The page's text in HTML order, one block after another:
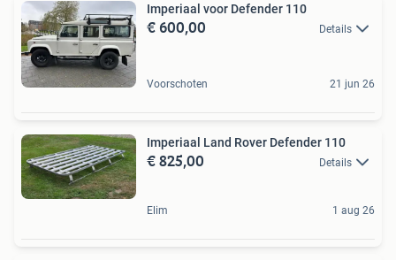
Imperiaal voor Defender 110
€ 600,00 Details
Voorschoten 21 jun 26
Imperiaal Land Rover Defender 110
€ 825,00 Details
Elim 1 aug 26